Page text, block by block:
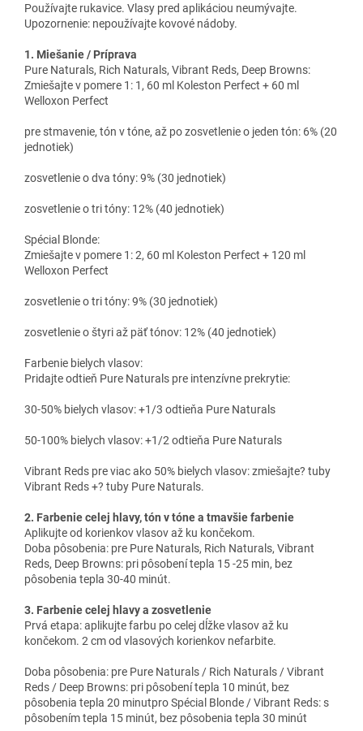
Používajte rukavice. Vlasy pred aplikáciou neumývajte.
Upozornenie: nepoužívajte kovové nádoby.
1. Miešanie / Príprava
Pure Naturals, Rich Naturals, Vibrant Reds, Deep Browns:
Zmiešajte v pomere 1: 1, 60 ml Koleston Perfect + 60 ml
Welloxon Perfect
pre stmavenie, tón v tóne, až po zosvetlenie o jeden tón: 6% (20
jednotiek)
zosvetlenie o dva tóny: 9% (30 jednotiek)
zosvetlenie o tri tóny: 12% (40 jednotiek)
Spécial Blonde:
Zmiešajte v pomere 1: 2, 60 ml Koleston Perfect + 120 ml
Welloxon Perfect
zosvetlenie o tri tóny: 9% (30 jednotiek)
zosvetlenie o štyri až päť tónov: 12% (40 jednotiek)
Farbenie bielych vlasov:
Pridajte odtieň Pure Naturals pre intenzívne prekrytie:
30-50% bielych vlasov: +1/3 odtieňa Pure Naturals
50-100% bielych vlasov: +1/2 odtieňa Pure Naturals
Vibrant Reds pre viac ako 50% bielych vlasov: zmiešajte? tuby
Vibrant Reds +? tuby Pure Naturals.
2. Farbenie celej hlavy, tón v tóne a tmavšie farbenie
Aplikujte od korienkov vlasov až ku končekom.
Doba pôsobenia: pre Pure Naturals, Rich Naturals, Vibrant
Reds, Deep Browns: pri pôsobení tepla 15 -25 min, bez
pôsobenia tepla 30-40 minút.
3. Farbenie celej hlavy a zosvetlenie
Prvá etapa: aplikujte farbu po celej dĺžke vlasov až ku
končekom. 2 cm od vlasových korienkov nefarbite.
Doba pôsobenia: pre Pure Naturals / Rich Naturals / Vibrant
Reds / Deep Browns: pri pôsobení tepla 10 minút, bez
pôsobenia tepla 20 minutpro Spécial Blonde / Vibrant Reds: s
pôsobením tepla 15 minút, bez pôsobenia tepla 30 minút